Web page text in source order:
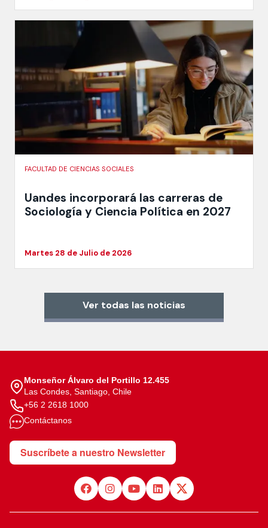
FACULTAD DE CIENCIAS SOCIALES
Uandes incorporará las carreras de
Sociología y Ciencia Política en 2027
Martes 28 de Julio de 2026
Ver todas las noticias
Monseñor Álvaro del Portillo 12.455
Las Condes, Santiago, Chile
+56 2 2618 1000
Contáctanos
Suscríbete a nuestro Newsletter